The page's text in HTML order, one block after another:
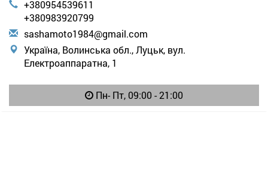
+380954539611
+380983920799
sashamoto1984@gmail.com
Україна, Волинська обл., Луцьк, вул.
Електроаппаратна, 1
Пн- Пт, 09:00 - 21:00